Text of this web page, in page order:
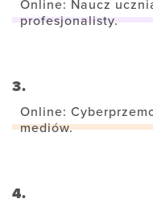
Online: Naucz
profesjonalisty.
3.
Online:
mediów.
4.